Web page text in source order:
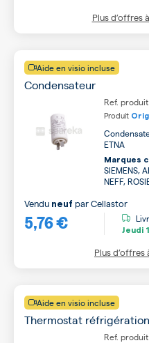
Plus d’offres
Aide en visio incluse
Condensateur
Ref.
Produit
ETNA
Marques
SIEMENS,
NEFF,
5,76 €
Vendu neuf parCellastor
Jeudi
Plus
Aide en visio incluse
Thermostat réfrigération
Ref.